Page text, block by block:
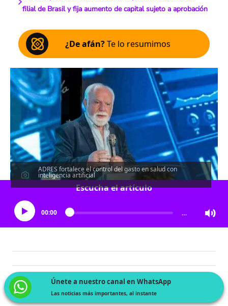
filial de Brasil y fija aumento de capital sujeto a aprobación
¿De afán?Te lo resumimos
ADRES fortalece el control del gasto en salud con
inteligencia artificial
Escucha el artículo
00:00 …
Únete a nuestro canal en WhatsApp
Las noticias más importantes, al instante